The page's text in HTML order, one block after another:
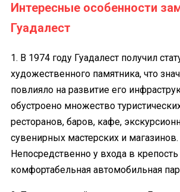
Интересные особенности
Гуадалест
1. В 1974 году Гуадалест получил
художественного памятника, что
повлияло на развитие его
обустроено множество
ресторанов, баров, кафе,
сувенирных мастерских и магазинов.
Непосредственно у входа в
комфортабельная автомобильная